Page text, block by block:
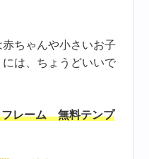
ちゃんや小さいお子
は、ちょうどいいで
レーム 無料テンプ